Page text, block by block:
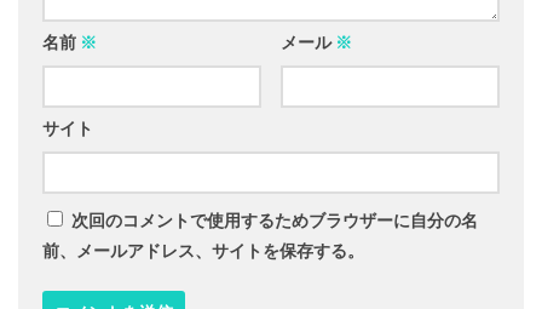
名前 ※ メール ※
サイト
次回のコメントで使用するためブラウザーに自分の名
前、メールアドレス、サイトを保存する。